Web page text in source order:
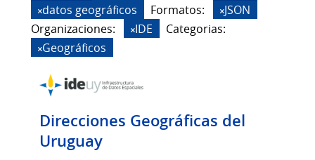
datos geográficos
Formatos:
JSON
Organizaciones:
IDE
Categorias:
Geográficos
Direcciones Geográficas del
Uruguay